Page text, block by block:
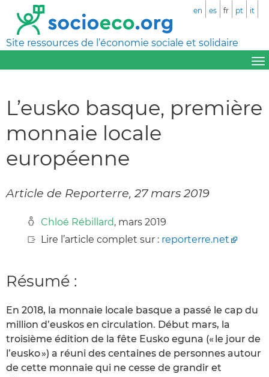
Site ressources de l’économie sociale et solidaire
en es fr pt it
L’eusko basque, première
monnaie locale
européenne
Article de Reporterre, 27 mars 2019
Chloé Rébillard, mars 2019
Lire l’article complet sur : reporterre.net
Résumé :
En 2018, la monnaie locale basque a passé le cap du
million d’euskos en circulation. Début mars, la
troisième édition de la fête Eusko eguna (« le jour de
l’eusko ») a réuni des centaines de personnes autour
de cette monnaie qui ne cesse de grandir et